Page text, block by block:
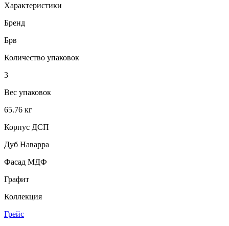
Характеристики
Бренд
Брв
Количество упаковок
3
Вес упаковок
65.76 кг
Корпус ДСП
Дуб Наварра
Фасад МДФ
Графит
Коллекция
Грейс